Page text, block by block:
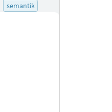
semantik